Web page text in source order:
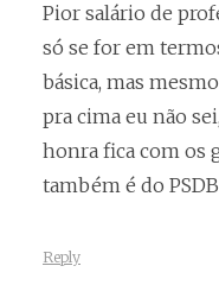
Pior salário de
só se for em
básica, mas
pra cima eu não
honra fica com os
também é do
Reply